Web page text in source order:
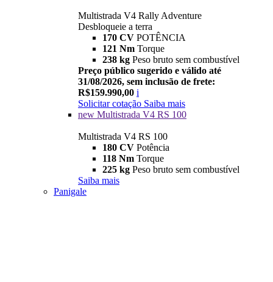
Multistrada V4 Rally Adventure
Desbloqueie a terra
170 CV POTÊNCIA
121 Nm Torque
238 kg Peso bruto sem combustível
Preço público sugerido e válido até
31/08/2026, sem inclusão de frete:
R$159.990,00 i
Solicitar cotação Saiba mais
new Multistrada V4 RS 100
Multistrada V4 RS 100
180 CV Potência
118 Nm Torque
225 kg Peso bruto sem combustível
Saiba mais
Panigale